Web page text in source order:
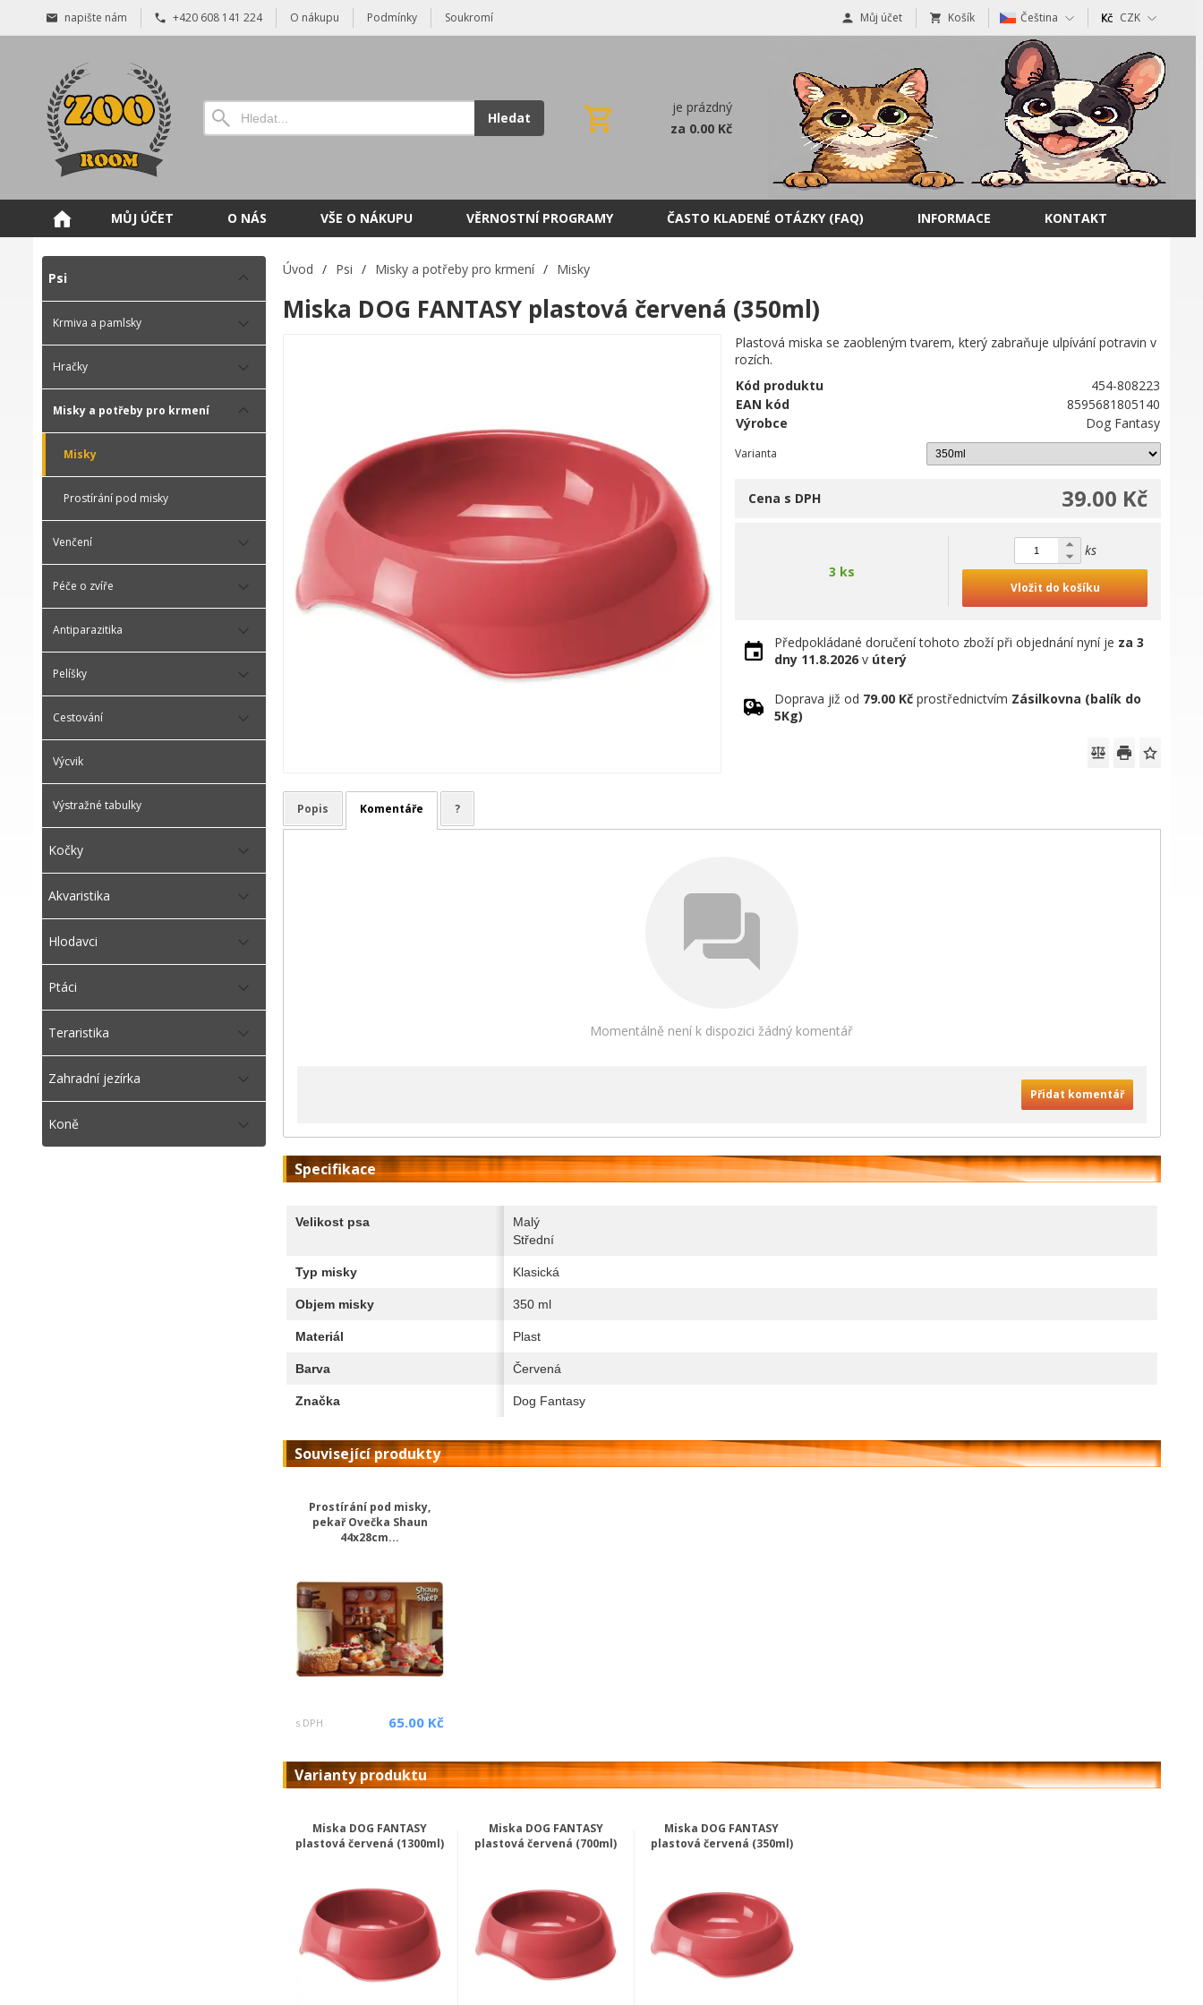
napište nám +420 608 141 224 O nákupu Podmínky Soukromí Můj účet Košík Čeština CZK
Hledat
je prázdný
za 0.00 Kč
MŮJ ÚČET O NÁS VŠE O NÁKUPU VĚRNOSTNÍ PROGRAMY ČASTO KLADENÉ OTÁZKY (FAQ) INFORMACE KONTAKT
Psi
Krmiva a pamlsky
Hračky
Misky a potřeby pro krmení
Misky
Prostírání pod misky
Venčení
Péče o zvíře
Antiparazitika
Pelíšky
Cestování
Výcvik
Výstražné tabulky
Kočky
Akvaristika
Hlodavci
Ptáci
Teraristika
Zahradní jezírka
Koně
Úvod / Psi / Misky a potřeby pro krmení / Misky
Miska DOG FANTASY plastová červená (350ml)
Plastová miska se zaobleným tvarem, který zabraňuje ulpívání potravin v
rozích.
Kód produktu
454-808223
EAN kód
8595681805140
Výrobce
Dog Fantasy
Varianta
39.00 Kč
Cena s DPH
3 ks
ks
Vložit do košíku
Předpokládané doručení tohoto zboží při objednání nyní je za 3
dny 11.8.2026 v úterý
Doprava již od 79.00 Kč prostřednictvím Zásilkovna (balík do
5Kg)
Popis Komentáře ?
Momentálně není k dispozici žádný komentář
Přidat komentář
Specifikace
Velikost psa
Malý
Střední
Typ misky Klasická
Objem misky 350 ml
Materiál Plast
Barva Červená
Značka Dog Fantasy
Související produkty
Prostírání pod misky,
pekař Ovečka Shaun
44x28cm...
s DPH 65.00 Kč
Varianty produktu
Miska DOG FANTASY
plastová červená (1300ml)
Miska DOG FANTASY
plastová červená (700ml)
Miska DOG FANTASY
plastová červená (350ml)